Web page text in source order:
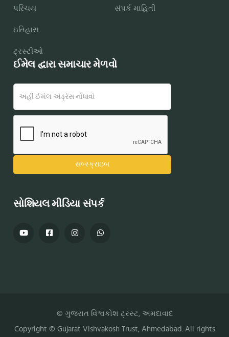
પરિચય
ઇતિહાસ
ટ્રસ્ટીઓ
સંપર્ક માહિતી
ઈમેલ દ્વારા સમાચાર મેળવો
સોશિયલ મીડિયા સંપર્ક
© ગુજરાત વિશ્વકોશ ટ્રસ્ટ, અમદાવાદ
Copyright © Gujarat Vishvakosh Trust , Ahmedabad. All rights